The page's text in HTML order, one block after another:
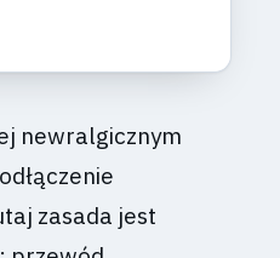
newralgicznym
zasada jest